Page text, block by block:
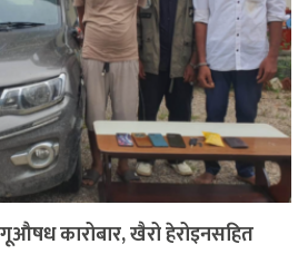
कारोबार, खैरो हेरोइनसहित